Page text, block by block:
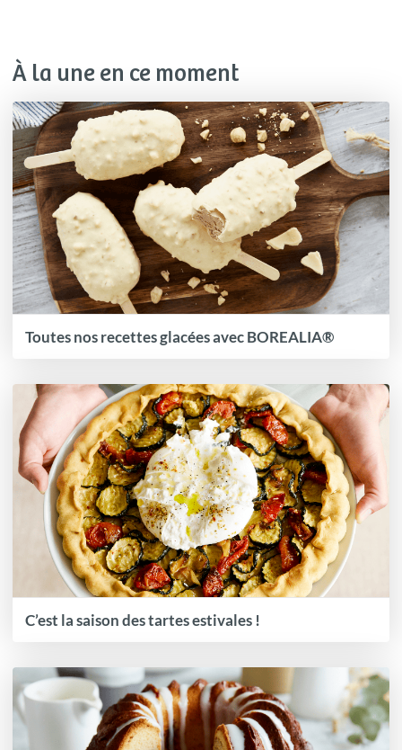
À la une en ce moment
Toutes nos recettes glacées avec BOREALIA®
C’est la saison des tartes estivales !